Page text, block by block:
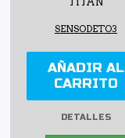
SENSODETO3
AÑADIR AL
CARRITO
DETALLES